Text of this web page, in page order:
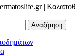
|
Αναζήτηση